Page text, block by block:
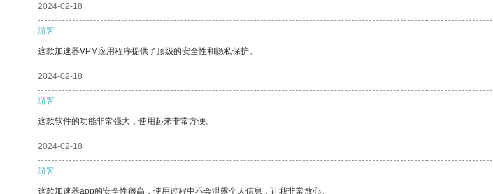
2024-02-18
游客
这款加速器VPM应用程序提供了顶级的安全性和隐私保护。
2024-02-18
游客
这款软件的功能非常强大，使用起来非常方便。
2024-02-18
游客
这款加速器app的安全性很高，使用过程中不会泄露个人信息，让我非常放心。